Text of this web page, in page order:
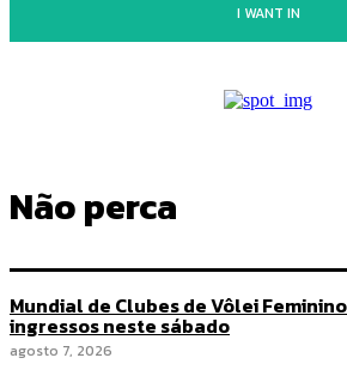
I WANT IN
Não perca
Mundial de Clubes de Vôlei
ingressos neste sábado
agosto 7, 2026